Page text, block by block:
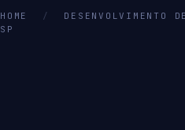
HOME /
DESENVOLVIMENTO
SP